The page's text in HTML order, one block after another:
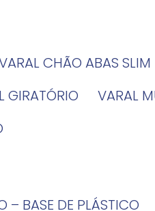
VARAL CHÃO ABAS SLIM
GIRATÓRIO VARAL
– BASE DE PLÁSTICO